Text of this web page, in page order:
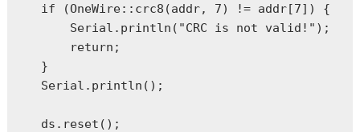
if (OneWire::crc8(addr, 7) != addr[7]) {
Serial.println("CRC is not valid!");
return;
}
Serial.println();
ds.reset();